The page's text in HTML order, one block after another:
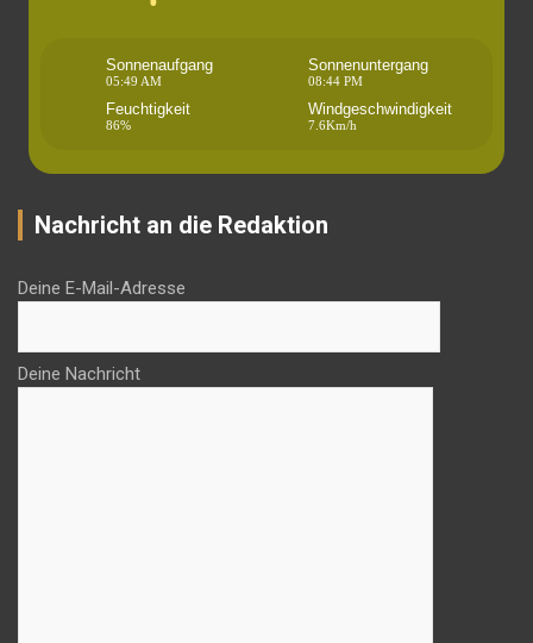
Sonnenaufgang
05:49 AM
Sonnenuntergang
08:44 PM
Feuchtigkeit
86%
Windgeschwindigkeit
7.6Km/h
Nachricht an die Redaktion
Deine E-Mail-Adresse
Deine Nachricht